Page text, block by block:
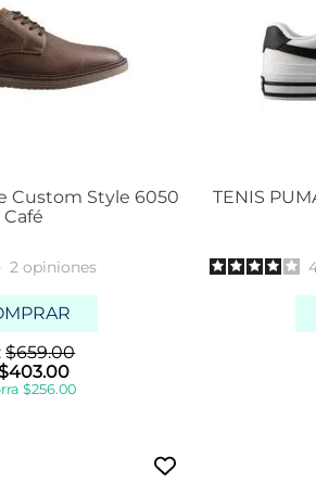
Custom Style 6050
Café
2 opiniones
$659.00
403.00
$256.00
TENIS